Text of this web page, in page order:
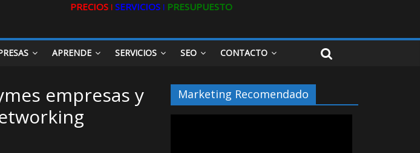
PRECIOS ǀ SERVICIOS ǀ PRESUPUESTO
APRENDE SERVICIOS SEO CONTACTO
empresas y
Marketing Recomendado